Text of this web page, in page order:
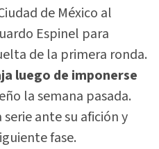
de México al
Espinel para
de la primera ronda.
luego de imponerse
la semana pasada.
ante su afición y
fase.